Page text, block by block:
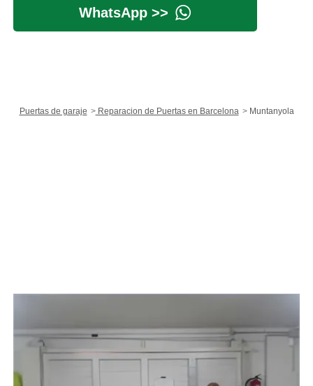
WhatsApp >>
Puertas de garaje Reparacion de Puertas en Barcelona Muntanyola